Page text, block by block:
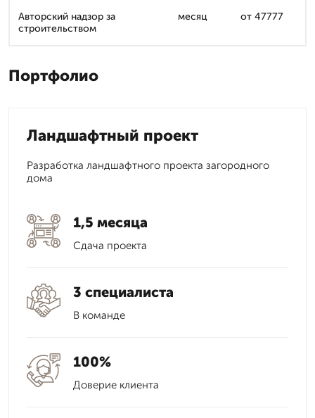
Авторский надзор за
строительством
месяц от 47777
Портфолио
Ландшафтный проект
Разработка ландшафтного проекта загородного
дома
1,5 месяца
Сдача проекта
3 специалиста
В команде
100%
Доверие клиента